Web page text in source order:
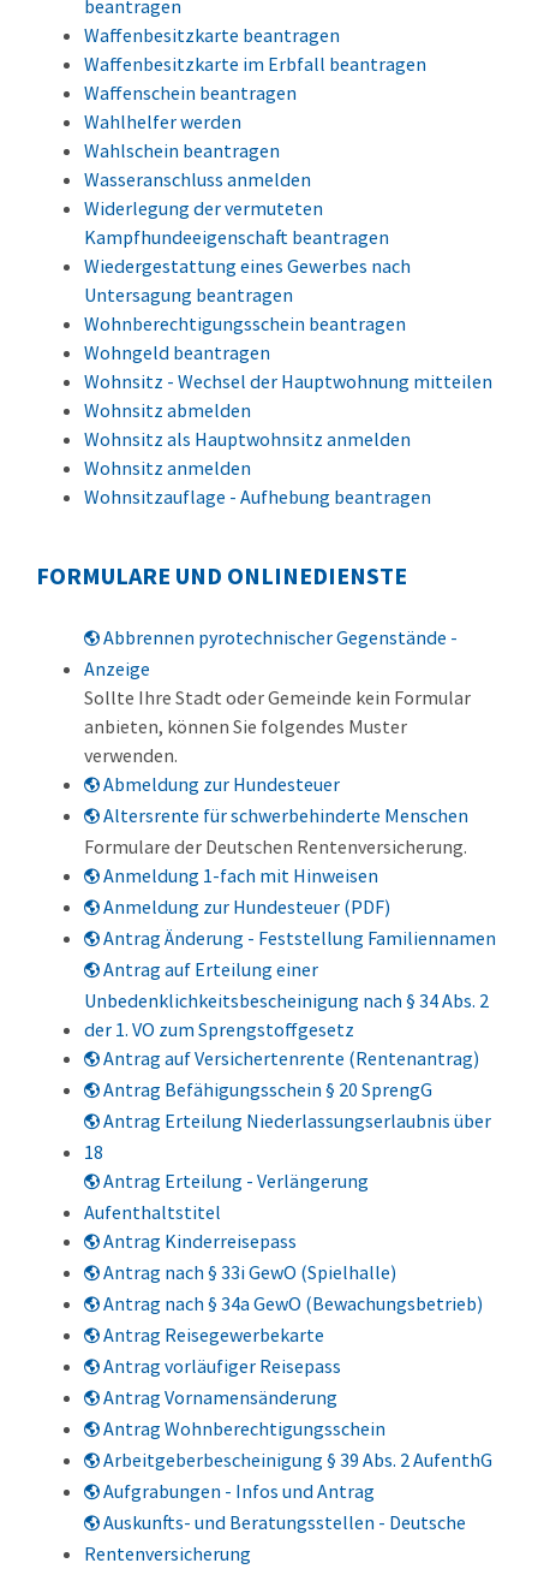
beantragen
Waffenbesitzkarte beantragen
Waffenbesitzkarte im Erbfall beantragen
Waffenschein beantragen
Wahlhelfer werden
Wahlschein beantragen
Wasseranschluss anmelden
Widerlegung der vermuteten
Kampfhundeeigenschaft beantragen
Wiedergestattung eines Gewerbes nach
Untersagung beantragen
Wohnberechtigungsschein beantragen
Wohngeld beantragen
Wohnsitz - Wechsel der Hauptwohnung mitteilen
Wohnsitz abmelden
Wohnsitz als Hauptwohnsitz anmelden
Wohnsitz anmelden
Wohnsitzauflage - Aufhebung beantragen
FORMULARE UND ONLINEDIENSTE
Abbrennen pyrotechnischer Gegenstände -
Anzeige
Sollte Ihre Stadt oder Gemeinde kein Formular
anbieten, können Sie folgendes Muster
verwenden.
Abmeldung zur Hundesteuer
Altersrente für schwerbehinderte Menschen
Formulare der Deutschen Rentenversicherung.
Anmeldung 1-fach mit Hinweisen
Anmeldung zur Hundesteuer (PDF)
Antrag Änderung - Feststellung Familiennamen
Antrag auf Erteilung einer
Unbedenklichkeitsbescheinigung nach § 34 Abs. 2
der 1. VO zum Sprengstoffgesetz
Antrag auf Versichertenrente (Rentenantrag)
Antrag Befähigungsschein § 20 SprengG
Antrag Erteilung Niederlassungserlaubnis über
18
Antrag Erteilung - Verlängerung
Aufenthaltstitel
Antrag Kinderreisepass
Antrag nach § 33i GewO (Spielhalle)
Antrag nach § 34a GewO (Bewachungsbetrieb)
Antrag Reisegewerbekarte
Antrag vorläufiger Reisepass
Antrag Vornamensänderung
Antrag Wohnberechtigungsschein
Arbeitgeberbescheinigung § 39 Abs. 2 AufenthG
Aufgrabungen - Infos und Antrag
Auskunfts- und Beratungsstellen - Deutsche
Rentenversicherung